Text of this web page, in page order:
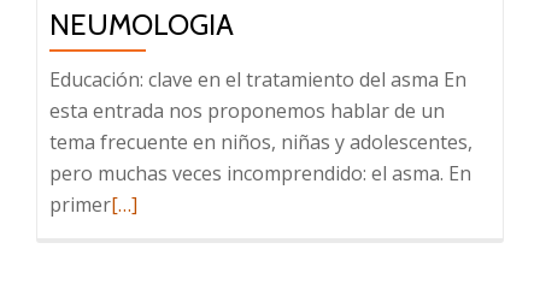
NEUMOLOGIA
Educación: clave en el tratamiento del asma En
esta entrada nos proponemos hablar de un
tema frecuente en niños, niñas y adolescentes,
pero muchas veces incomprendido: el asma. En
primerLeer
[…]